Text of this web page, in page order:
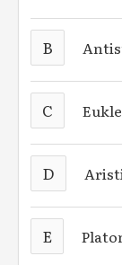
B
C
D
E